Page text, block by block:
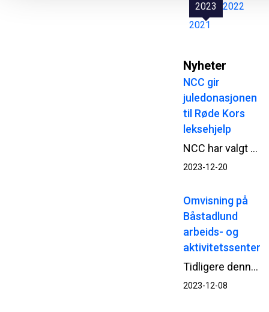
2023
2022
2021
Nyheter
NCC gir
juledonasjonen
til Røde Kors
leksehjelp
NCC har valgt å gi årets juledonasjon til organisasjoner som tilbyr leksehjelp. I Norge går donasjonen til Røde Kors.
2023-12-20
Omvisning på
Båstadlund
arbeids- og
aktivitetssenter
Tidligere denne uken fikk brukerne av Båstadlund arbeids- og aktivitetssenter i Halden besøke det nye bygget som skal stå klart neste år. Med verneutstyr på plass fikk brukerne en gjennomgang i bygget, med forklaring på hvor de ulike rommene skulle være og hvordan det nye senteret vil bli.
2023-12-08